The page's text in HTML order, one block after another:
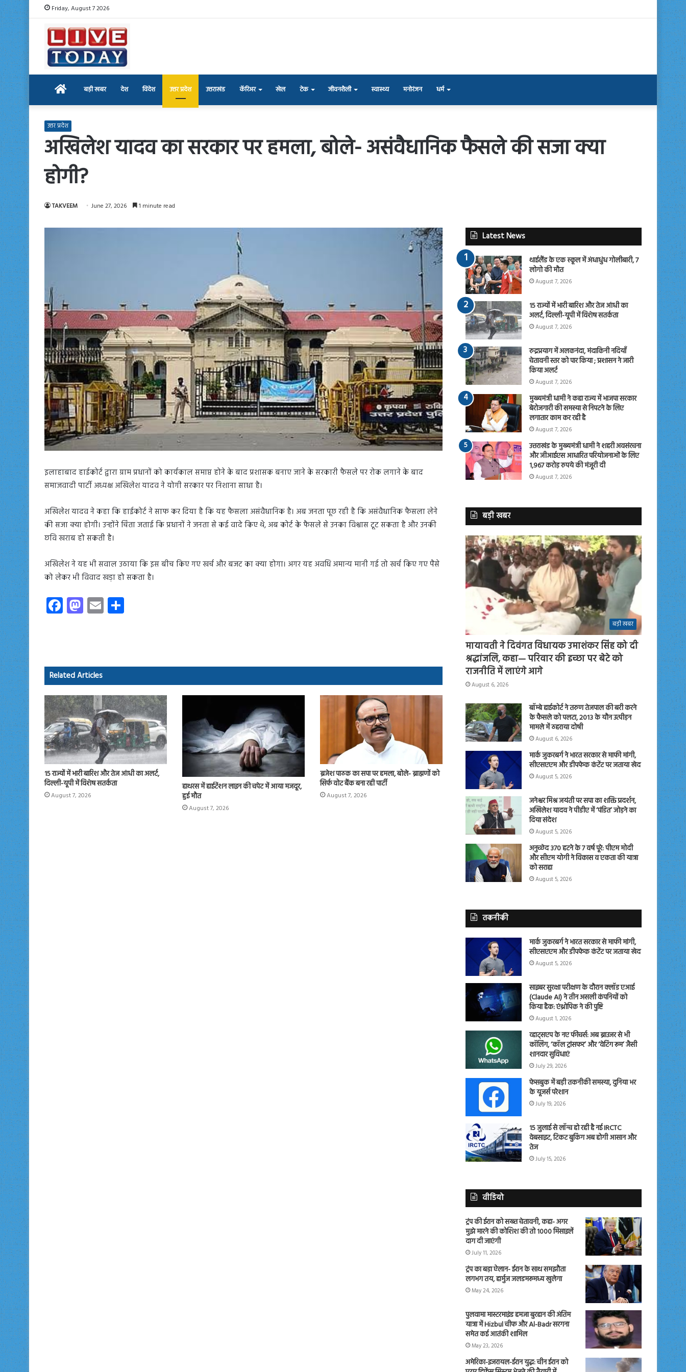
Friday, August 7 2026
Home बड़ी खबर देश विदेश उत्तर प्रदेश उत्तराखंड कॅरिअर खेल टेक जीवनशैली स्वास्थ्य मनोरंजन धर्म
उत्तर प्रदेश
अखिलेश यादव का सरकार पर हमला, बोले- असंवैधानिक फैसले की सजा क्या
होगी?
TAKVEEM June 27, 2026 1 minute read
इलाहाबाद हाईकोर्ट द्वारा ग्राम प्रधानों को कार्यकाल समाप्त होने के बाद प्रशासक बनाए जाने के सरकारी फैसले पर रोक लगाने के बाद
समाजवादी पार्टी अध्यक्ष अखिलेश यादव ने योगी सरकार पर निशाना साधा है।
अखिलेश यादव ने कहा कि हाईकोर्ट ने साफ कर दिया है कि यह फैसला असंवैधानिक है। अब जनता पूछ रही है कि असंवैधानिक फैसला लेने
की सजा क्या होगी। उन्होंने चिंता जताई कि प्रधानों ने जनता से कई वादे किए थे, अब कोर्ट के फैसले से उनका विश्वास टूट सकता है और उनकी
छवि खराब हो सकती है।
अखिलेश ने यह भी सवाल उठाया कि इस बीच किए गए खर्च और बजट का क्या होगा। अगर यह अवधि अमान्य मानी गई तो खर्च किए गए पैसे
को लेकर भी विवाद खड़ा हो सकता है।
Fa
ce
ok
M
as
o
n
E
m
Related Articles
15 राज्यों में भारी बारिश और तेज आंधी का अलर्ट,
दिल्ली-यूपी में विशेष सतर्कता
August 7, 2026
हाथरस में हाईटेंशन लाइन की चपेट में आया मजदूर,
हुई मौत
August 7, 2026
ब्रजेश पाठक का सपा पर हमला, बोले- ब्राह्मणों को
सिर्फ वोट बैंक बना रही पार्टी
August 7, 2026
Latest News
थाईलैंड के एक स्कूल में अंधाधुंध गोलीबारी, 7
लोगो की मौत
August 7, 2026
15 राज्यों में भारी बारिश और तेज आंधी का
अलर्ट, दिल्ली-यूपी में विशेष सतर्कता
August 7, 2026
रुद्रप्रयाग में अलकनंदा, मंदाकिनी नदियाँ
चेतावनी स्तर को पार किया ; प्रशासन ने जारी
किया अलर्ट
August 7, 2026
मुख्यमंत्री धामी ने कहा राज्य में भाजपा सरकार
बेरोजगारी की समस्या से निपटने के लिए
लगातार काम कर रही है
August 7, 2026
उत्तराखंड के मुख्यमंत्री धामी ने शहरी अवसंरचना
और जीआईएस आधारित परियोजनाओं के लिए
1,967 करोड़ रुपये की मंजूरी दी
August 7, 2026
बड़ी खबर
बड़ी खबर
मायावती ने दिवंगत विधायक उमाशंकर सिंह को दी
श्रद्धांजलि, कहा— परिवार की इच्छा पर बेटे को
राजनीति में लाएंगे आगे
August 6, 2026
बॉम्बे हाईकोर्ट ने तरुण तेजपाल की बरी करने
के फैसले को पलटा, 2013 के यौन उत्पीड़न
मामले में ठहराया दोषी
August 6, 2026
मार्क जुकरबर्ग ने भारत सरकार से माफी मांगी,
सीएसएएम और डीपफेक कंटेंट पर जताया खेद
August 5, 2026
जनेश्वर मिश्र जयंती पर सपा का शक्ति प्रदर्शन,
अखिलेश यादव ने पीडीए में ‘पंडित’ जोड़ने का
दिया संदेश
August 5, 2026
अनुच्छेद 370 हटने के 7 वर्ष पूरे: पीएम मोदी
और सीएम योगी ने विकास व एकता की यात्रा
को सराहा
August 5, 2026
तकनीकी
मार्क जुकरबर्ग ने भारत सरकार से माफी मांगी,
सीएसएएम और डीपफेक कंटेंट पर जताया खेद
August 5, 2026
साइबर सुरक्षा परीक्षण के दौरान क्लॉड एआई
(Claude AI) ने तीन असली कंपनियों को
किया हैक: एंथ्रोपिक ने की पुष्टि
August 1, 2026
व्हाट्सएप के नए फीचर्स: अब ब्राउजर से भी
कॉलिंग, ‘कॉल ट्रांसफर’ और ‘वेटिंग रूम’ जैसी
शानदार सुविधाएं
July 29, 2026
फेसबुक में बड़ी तकनीकी समस्या, दुनिया भर
के यूजर्स परेशान
July 19, 2026
15 जुलाई से लॉन्च हो रही है नई IRCTC
वेबसाइट, टिकट बुकिंग अब होगी आसान और
तेज
July 15, 2026
वीडियो
ट्रंप की ईरान को सख्त चेतावनी, कहा- अगर
मुझे मारने की कोशिश की तो 1000 मिसाइलें
दाग दी जाएंगी
July 11, 2026
ट्रंप का बड़ा ऐलान- ईरान के साथ समझौता
लगभग तय, हार्मुज जलडमरूमध्य खुलेगा
May 24, 2026
पुलवामा मास्टरमाइंड हमजा बुरहान की अंतिम
यात्रा में Hizbul चीफ और Al-Badr सरगना
समेत कई आतंकी शामिल
May 23, 2026
अमेरिका-इजरायल-ईरान युद्ध: चीन ईरान को